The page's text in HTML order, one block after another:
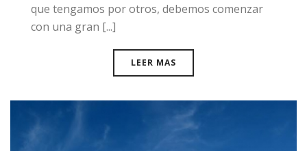
que tengamos por otros, debemos comenzar
con una gran [...]
LEER MAS